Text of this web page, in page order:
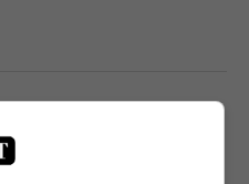
сегодня,
исполнилось